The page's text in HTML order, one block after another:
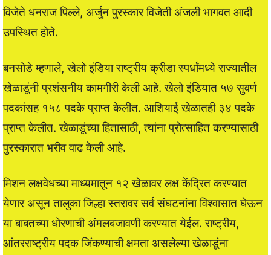
विजेते धनराज पिल्ले, अर्जुन पुरस्कार विजेती अंजली भागवत आदी
उपस्थित होते.
बनसोडे म्हणाले, खेलो इंडिया राष्ट्रीय क्रीडा स्पर्धांमध्ये राज्यातील
खेळाडूंनी प्रशंसनीय कामगीरी केली आहे. खेलो इंडियात ५७ सुवर्ण
पदकांसह १५८ पदके प्राप्त केलीत. आशियाई खेळातही ३४ पदके
प्राप्त केलीत. खेळाडूंच्या हितासाठी, त्यांना प्रोत्साहित करण्यासाठी
पुरस्कारात भरीव वाढ केली आहे.
मिशन लक्षवेधच्या माध्यमातून १२ खेळावर लक्ष केंद्रित करण्यात
येणार असून तालुका जिल्हा स्तरावर सर्व संघटनांना विश्वासात घेऊन
या बाबतच्या धोरणाची अंमलबजावणी करण्यात येईल. राष्ट्रीय,
आंतरराष्ट्रीय पदक जिंकण्याची क्षमता असलेल्या खेळाडूंना